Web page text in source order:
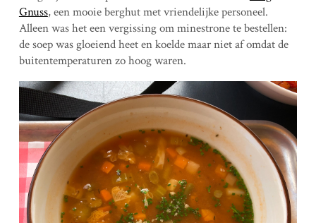
Gnuss, een mooie berghut met vriendelijke personeel.
Alleen was het een vergissing om minestrone te bestellen:
de soep was gloeiend heet en koelde maar niet af omdat de
buitentemperaturen zo hoog waren.